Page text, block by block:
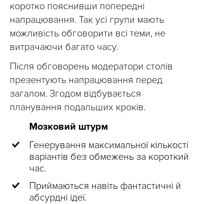
коротко пояснивши попередні
напрацювання. Так усі групи мають
можливість обговорити всі теми, не
витрачаючи багато часу.
Після обговорень модератори столів
презентують напрацювання перед
загалом. Згодом відбувається
планування подальших кроків.
Мозковий штурм
Генерування максимальної кількості
варіантів без обмежень за короткий
час.
Приймаються навіть фантастичні й
абсурдні ідеї.